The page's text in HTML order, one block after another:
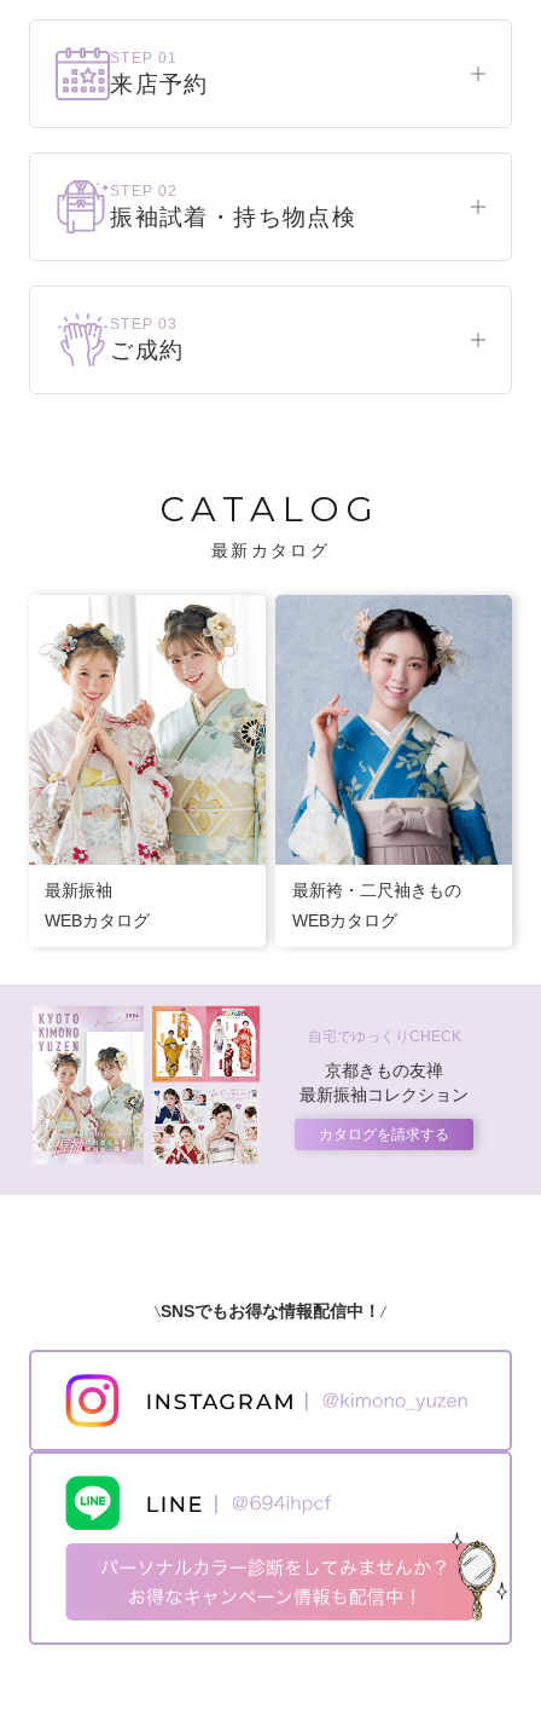
STEP 01
来店予約
まずはお気軽にご来店ください。
STEP 02
振袖試着・持ち物点検
お気に入りの振袖が見つかるまで、何着でも
試着できます。
・振袖コンシェルジュが、振袖に合う小物や
バッグでお嬢様らしいコーディネートをご
STEP 03
ご成約
CATALOG
最新カタログ
最新振袖
WEBカタログ
最新袴・二尺袖きもの
WEBカタログ
自宅でゆっくりCHECK
京都きもの友禅
最新振袖コレクション
カタログを請求する
SNSでもお得な情報配信中！